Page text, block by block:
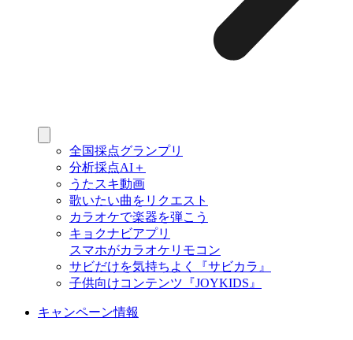
全国採点グランプリ
分析採点AI＋
うたスキ動画
歌いたい曲をリクエスト
カラオケで楽器を弾こう
キョクナビアプリ
スマホがカラオケリモコン
サビだけを気持ちよく『サビカラ』
子供向けコンテンツ『JOYKIDS』
キャンペーン情報